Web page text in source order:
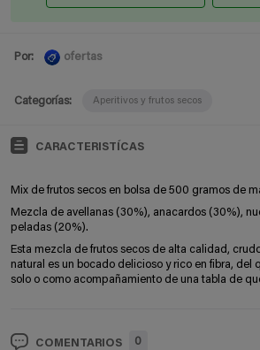
Por: ofertas
Categorías: Aperitivos y frutos secos
CARACTERISTÍCAS
Mix de frutos secos en bolsa de 500 gramos de
Mezcla de avellanas (30%), anacardos (30%),
peladas (20%).
Esta mezcla de frutos secos de alta calidad,
natural es un bocado delicioso y rico en fibra, del
solo o como acompañamiento de una tabla de
COMENTARIOS 0